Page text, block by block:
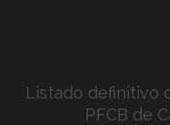
Listado definitivo
PFCB de